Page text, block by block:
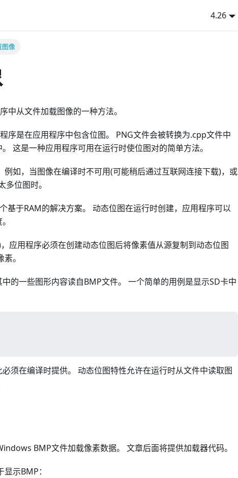
4.26
图像
中从文件加载图像的一种方法。
序是在应用程序中包含位图。 PNG文件会被转换为.cpp文件中
这是一种应用程序可用在运行时使位图对的简单方法。
如，当图像在编译时不可用(可能稍后通过互联网连接下载)，或
位图时。
基于RAM的解决方案。 动态位图在运行时创建，应用程序可以
应用程序必须在创建动态位图后将像素值从源复制到动态位图
。
的一些图形内容读自BMP文件。 一个简单的用例是显示SD卡中
须在编译时提供。 动态位图特性允许在运行时从文件中读取图
BMP文件加载像素数据。 文章后面将提供加载器代码。
示BMP：